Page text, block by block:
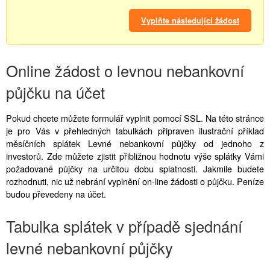
Vyplňte následující žádost
Online žádost o levnou nebankovní
půjčku na účet
Pokud chcete můžete formulář vyplnit pomocí SSL. Na této stránce
je pro Vás v přehledných tabulkách připraven ilustrační příklad
měsíčních splátek Levné nebankovní půjčky od jednoho z
investorů. Zde můžete zjistit přibližnou hodnotu výše splátky Vámi
požadované půjčky na určitou dobu splatnosti. Jakmile budete
rozhodnuti, nic už nebrání vyplnění on-line žádosti o půjčku. Peníze
budou převedeny na účet.
Tabulka splátek v případě sjednání
levné nebankovní půjčky